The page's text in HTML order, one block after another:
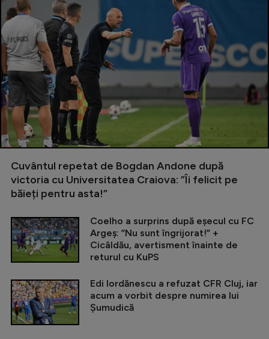
Cuvântul repetat de Bogdan Andone după
victoria cu Universitatea Craiova: ”Îi felicit pe
băieți pentru asta!”
Coelho a surprins după eșecul cu FC
Argeș: ”Nu sunt îngrijorat!” +
Cicâldău, avertisment înainte de
returul cu KuPS
Edi Iordănescu a refuzat CFR Cluj, iar
acum a vorbit despre numirea lui
Șumudică